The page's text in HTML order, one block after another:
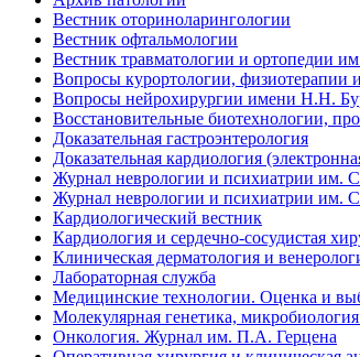
Вестник оториноларингологии
Вестник офтальмологии
Вестник травматологии и ортопедии
Вопросы курортологии, физиотерапии
Вопросы нейрохирургии имени Н.Н.
Восстановительные биотехнологии,
Доказательная гастроэнтерология
Доказательная кардиология
Журнал неврологии и психиатрии им.
Журнал неврологии и психиатрии им.
Кардиологический вестник
Кардиология и сердечно-сосудистая
Клиническая дерматология и
Лабораторная служба
Медицинские технологии. Оценка и
Молекулярная генетика,
Онкология. Журнал им. П.А. Герцена